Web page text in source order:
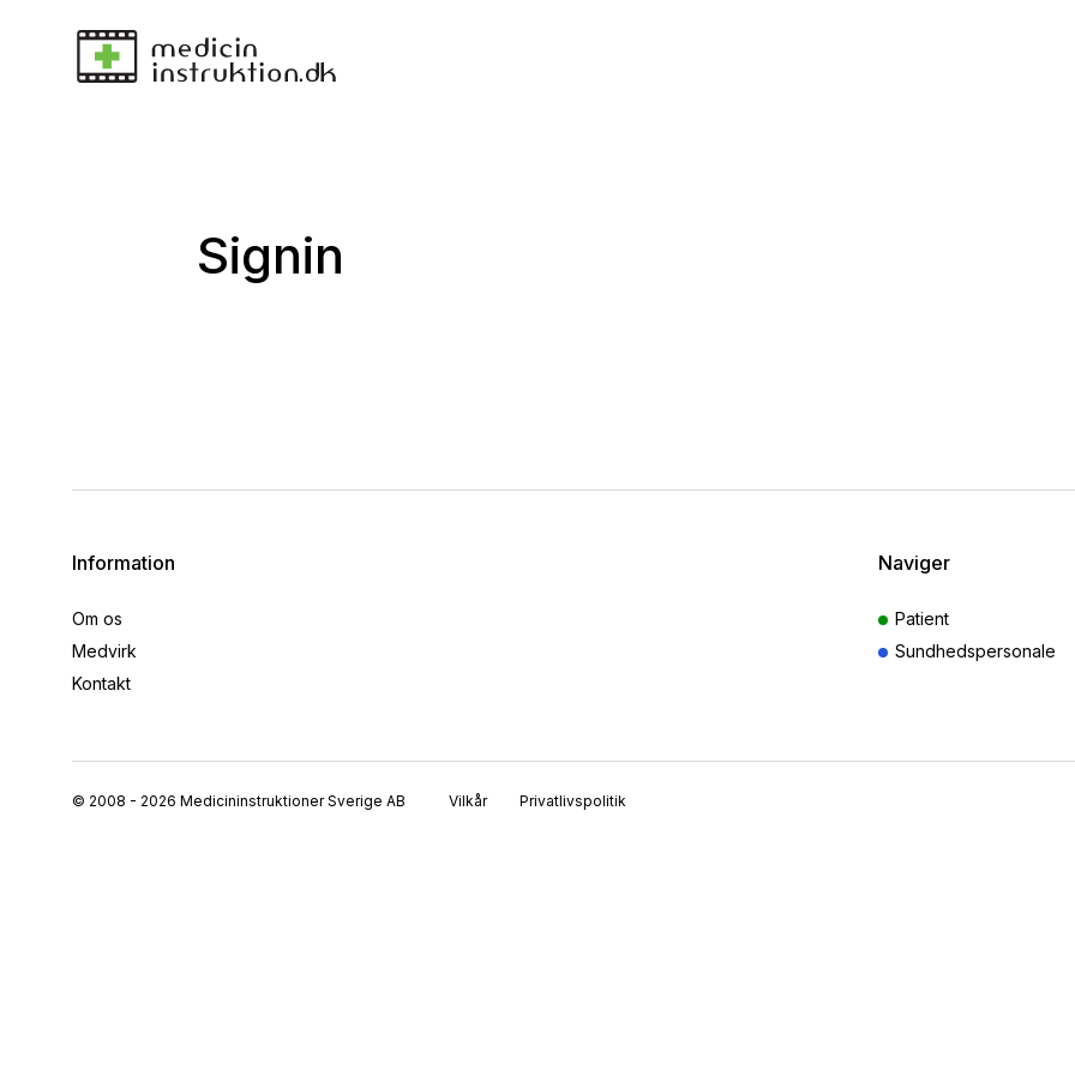
Signin
Information
Om os
Medvirk
Kontakt
Naviger
Patient
Sundhedspersonale
© 2008 - 2026 Medicininstruktioner Sverige AB Vilkår Privatlivspolitik